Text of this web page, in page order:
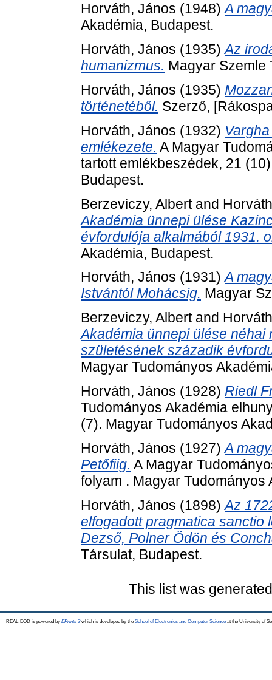
Horváth, János (1948)A
Akadémia, Budapest.
Horváth, János (1935)Az
humanizmus. Magyar Szemle
Horváth, János (1935)
történetéből. Szerző,
Horváth, János (1932)
emlékezete. A Magyar
tartott emlékbeszédek, 21
Budapest.
Berzeviczy, Albertand
Akadémia ünnepi ülése
évfordulója alkalmából 1931.
Akadémia, Budapest.
Horváth, János (1931)A
Istvántól Mohácsig. Magyar
Berzeviczy, Albertand
Akadémia ünnepi ülése
születésének századik
Magyar Tudományos
Horváth, János (1928) Riedl
Tudományos Akadémia
(7). Magyar Tudományos
Horváth, János (1927)A
Petőfiig. A Magyar
folyam . Magyar Tudományos
Horváth, János (1898)Az
elfogadott pragmatica sanctio
Dezső, Polner Ödön és
Társulat, Budapest.
This list was
REAL-EOD is powered by EPrints 3which is developed by the School of Electronics and Computer Science at the University of